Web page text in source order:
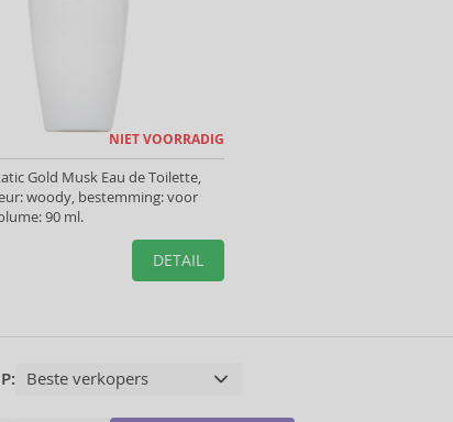
NIET VOORRADIG
Gold Musk Eau de Toilette,
woody, bestemming: voor
90 ml.
DETAIL